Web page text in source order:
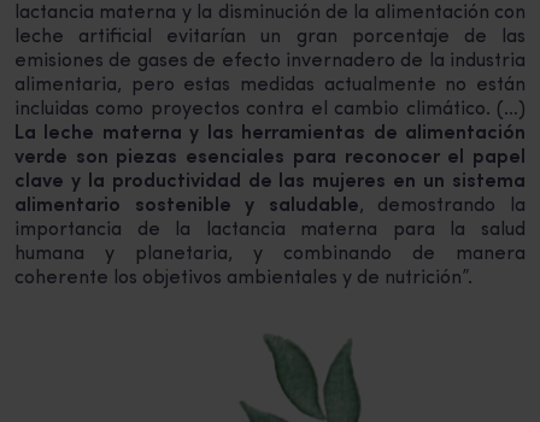
lactancia materna y la disminución de la alimentación con
leche artificial evitarían un gran porcentaje de las
emisiones de gases de efecto invernadero de la industria
alimentaria, pero estas medidas actualmente no están
incluidas como proyectos contra el cambio climático. (…)
La leche materna y las herramientas de alimentación
verde son piezas esenciales para reconocer el papel
clave y la productividad de las mujeres en un sistema
alimentario sostenible y saludable, demostrando la
importancia de la lactancia materna para la salud
humana y planetaria, y combinando de manera
coherente los objetivos ambientales y de nutrición”.